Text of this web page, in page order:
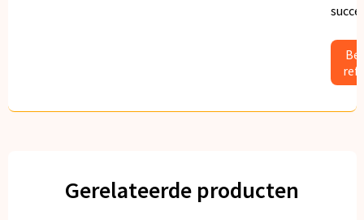
Gerelateerde producten